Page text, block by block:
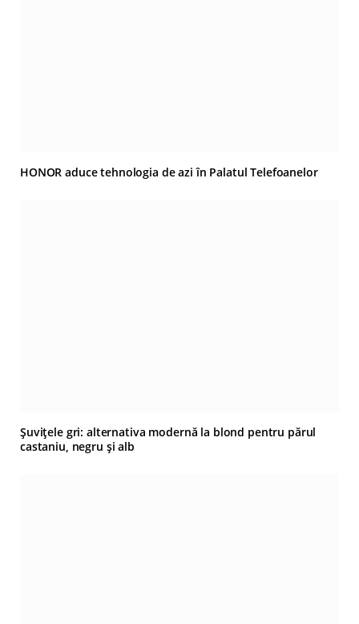
HONOR aduce tehnologia de azi în Palatul Telefoanelor
Șuvițele gri: alternativa modernă la blond pentru părul
castaniu, negru și alb